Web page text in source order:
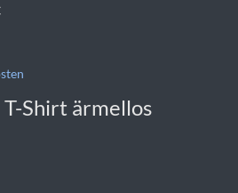
Shirt ärmellos